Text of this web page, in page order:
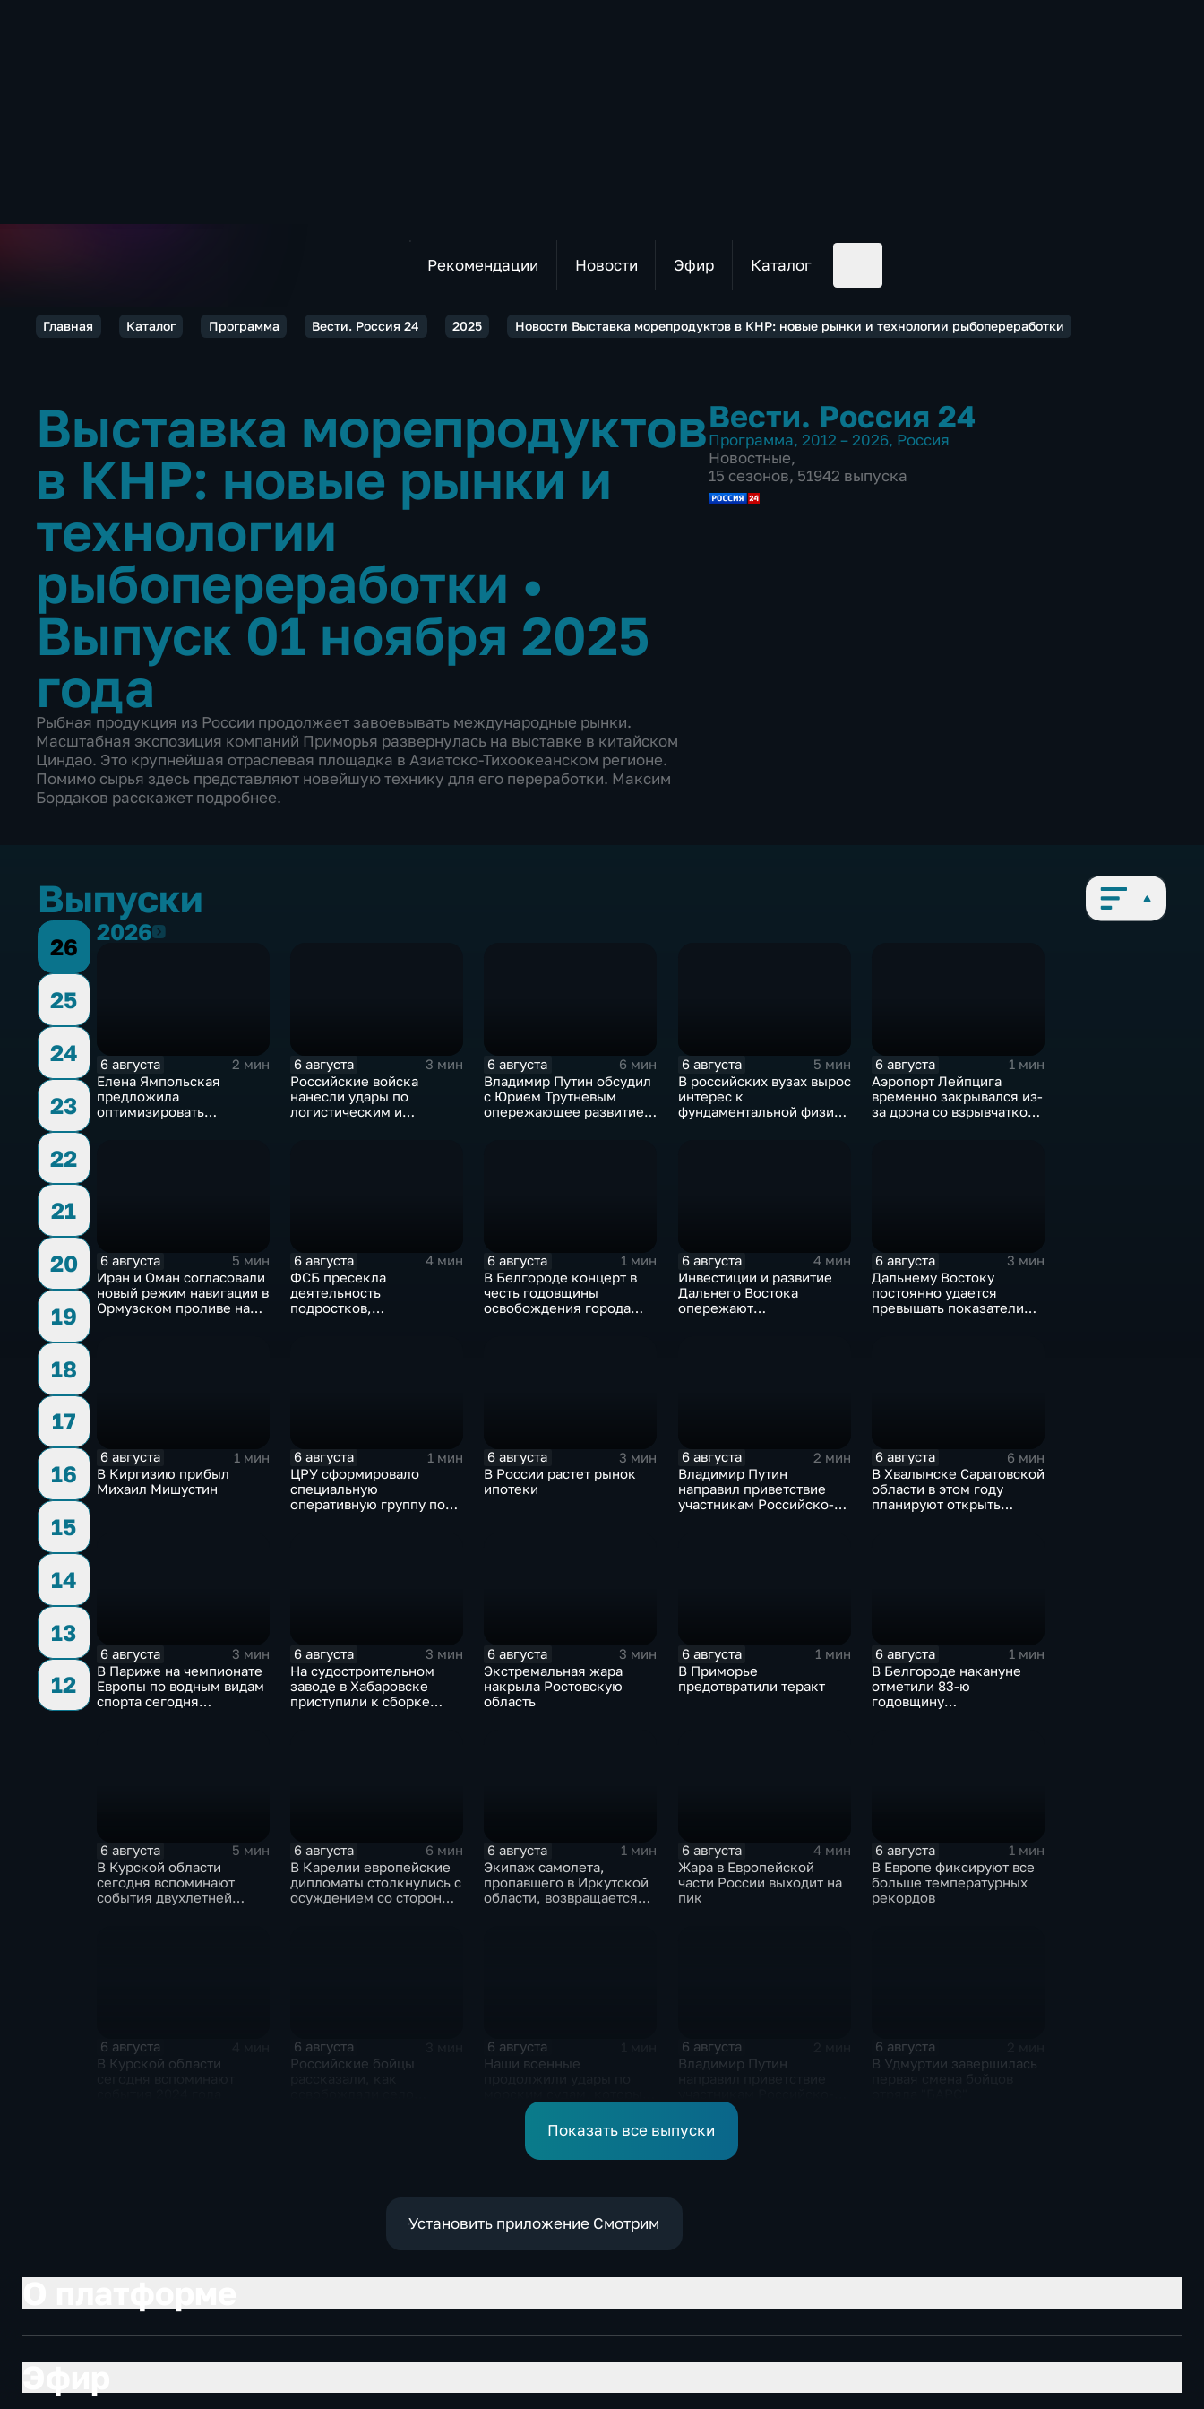
Рекомендации Новости Эфир Каталог
Главная Каталог Программа Вести. Россия 24 2025 Новости Выставка морепродуктов в КНР: новые рынки и технологии рыбопереработки
Выставка морепродуктов
в КНР: новые рынки и
технологии
рыбопереработки •
Выпуск 01 ноября 2025
года
Рыбная продукция из России продолжает завоевывать международные рынки.
Масштабная экспозиция компаний Приморья развернулась на выставке в китайском
Циндао. Это крупнейшая отраслевая площадка в Азиатско-Тихоокеанском регионе.
Помимо сырья здесь представляют новейшую технику для его переработки. Максим
Бордаков расскажет подробнее.
Вести. Россия 24
Программа, 2012 – 2026, Россия
Новостные,
15 сезонов, 51942 выпуска
Выпуски
26
25
24
23
22
21
20
19
18
17
16
15
14
13
12
20262026
6 августа
2 мин
Елена Ямпольская
предложила
оптимизировать
6 августа
3 мин
Российские войска
нанесли удары по
логистическим и
6 августа
6 мин
Владимир Путин обсудил
с Юрием Трутневым
опережающее развитие
6 августа
5 мин
В российских вузах вырос
интерес к
фундаментальной физике
6 августа
1 мин
Аэропорт Лейпцига
временно закрывался из-
за дрона со взрывчаткой
6 августа
5 мин
Иран и Оман согласовали
новый режим навигации в
Ормузском проливе на
6 августа
4 мин
ФСБ пресекла
деятельность
подростков,
6 августа
1 мин
В Белгороде концерт в
честь годовщины
освобождения города
6 августа
4 мин
Инвестиции и развитие
Дальнего Востока
опережают
6 августа
3 мин
Дальнему Востоку
постоянно удается
превышать показатели
6 августа
1 мин
В Киргизию прибыл
Михаил Мишустин
6 августа
1 мин
ЦРУ сформировало
специальную
оперативную группу по
6 августа
3 мин
В России растет рынок
ипотеки
6 августа
2 мин
Владимир Путин
направил приветствие
участникам Российско-
6 августа
6 мин
В Хвалынске Саратовской
области в этом году
планируют открыть
6 августа
3 мин
В Париже на чемпионате
Европы по водным видам
спорта сегодня
6 августа
3 мин
На судостроительном
заводе в Хабаровске
приступили к сборке
6 августа
3 мин
Экстремальная жара
накрыла Ростовскую
область
6 августа
1 мин
В Приморье
предотвратили теракт
6 августа
1 мин
В Белгороде накануне
отметили 83-ю
годовщину
6 августа
5 мин
В Курской области
сегодня вспоминают
события двухлетней
6 августа
6 мин
В Карелии европейские
дипломаты столкнулись с
осуждением со стороны
6 августа
1 мин
Экипаж самолета,
пропавшего в Иркутской
области, возвращается
6 августа
4 мин
Жара в Европейской
части России выходит на
пик
6 августа
1 мин
В Европе фиксируют все
больше температурных
рекордов
6 августа
В Курской области
6 августа
Российские бойцы
6 августа
Наши военные
перевозят военные грузы
6 августа
Владимир Путин
киргизского
экономического форума
и Российско-киргизской
межрегиональной
6 августа
В Удмуртии завершилась
Показать все выпуски
Установить приложение Смотрим